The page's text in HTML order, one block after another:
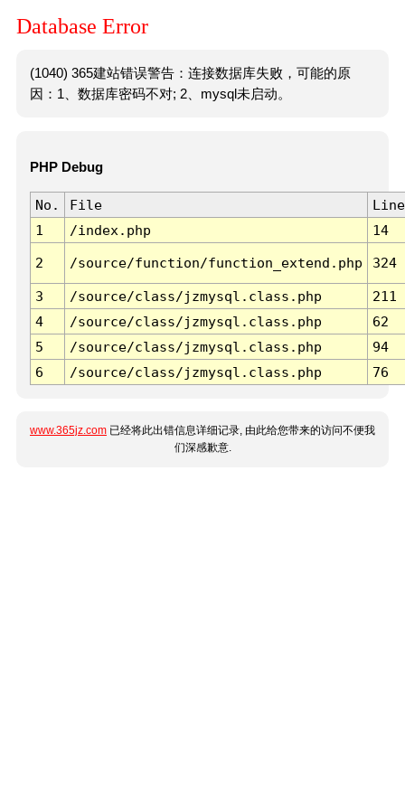
Database Error
(1040) 365建站错误警告：连接数据库失败，可能的原
因：1、数据库密码不对; 2、mysql未启动。
PHP Debug
No. File
Line
1
/index.php 14
2 /source/function/function_extend.php 324
3 /source/class/jzmysql.class.php
211
4
/source/class/jzmysql.class.php
62
5
/source/class/jzmysql.class.php
94
6
/source/class/jzmysql.class.php 76
www.365jz.com 已经将此出错信息详细记录, 由此给您带来的访问不便我
们深感歉意.